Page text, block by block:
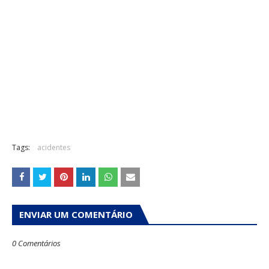
Tags: acidentes
ENVIAR UM COMENTÁRIO
0 Comentários